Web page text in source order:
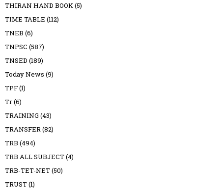
THIRAN HAND BOOK(5)
TIME TABLE (112)
TNEB (6)
TNPSC (587)
TNSED (189)
Today News (9)
TPF(1)
Tr(6)
TRAINING (43)
TRANSFER(82)
TRB (494)
TRB ALL SUBJECT(4)
TRB-TET-NET(50)
TRUST(1)